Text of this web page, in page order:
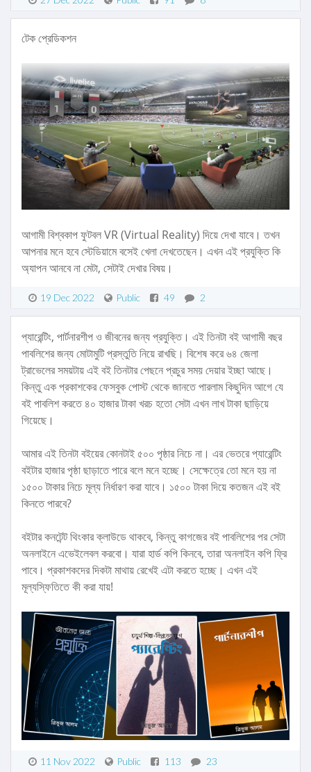
টেক প্রেডিকশন
আগামী বিশ্বকাপ ফুটবল VR (Virtual Reality) দিয়ে দেখা যাবে। তখন
আপনার মনে হবে স্টেডিয়ামে বসেই খেলা দেখতেছেন। এখন এই প্রযুক্তি কি
অ্যাপন আনবে না মেটা, সেটাই দেখার বিষয়।
19 Dec 2022 Public 49 2
প্যারেন্টিং, পার্টনারশীপ ও জীবনের জন্য প্রযুক্তি। এই তিনটা বই আগামী বছর
পাবলিশের জন্য মোটামুটি প্রস্তুতি নিয়ে রাখছি। বিশেষ করে ৬৪ জেলা
ট্রাভেলের সময়টায় এই বই তিনটার পেছনে প্রচুর সময় দেয়ার ইচ্ছা আছে।
কিন্তু এক প্রকাশকের ফেসবুক পোস্ট থেকে জানতে পারলাম কিছুদিন আগে যে
বই পাবলিশ করতে ৪০ হাজার টাকা খরচ হতো সেটা এখন লাখ টাকা ছাড়িয়ে
গিয়েছে।
আমার এই তিনটা বইয়ের কোনটাই ৫০০ পৃষ্ঠার নিচে না। এর ভেতরে প্যারেন্টিং
বইটার হাজার পৃষ্ঠা ছাড়াতে পারে বলে মনে হচ্ছে। সেক্ষেত্রে তো মনে হয় না
১৫০০ টাকার নিচে মূল্য নির্ধারণ করা যাবে। ১৫০০ টাকা দিয়ে কতজন এই বই
কিনতে পারবে?
বইটার কনটেন্ট থিংকার ক্লাউডে থাকবে, কিন্তু কাগজের বই পাবলিশের পর সেটা
অনলাইনে এভেইলেবল করবো। যারা হার্ড কপি কিনবে, তারা অনলাইন কপি ফ্রি
পাবে। প্রকাশকদের দিকটা মাথায় রেখেই এটা করতে হচ্ছে। এখন এই
মূল্যস্ফিতিতে কী করা যায়!
11 Nov 2022 Public 113 23